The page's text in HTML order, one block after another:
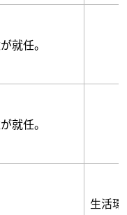
就任。
就任。
生活